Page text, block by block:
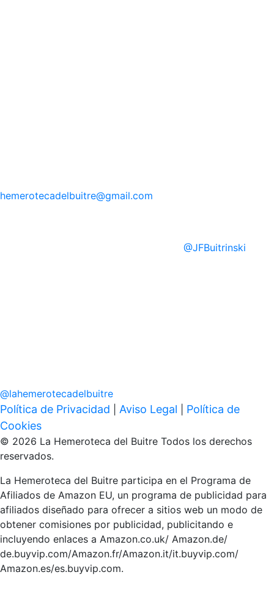
hemerotecadelbuitre@gmail.com
@JFBuitrinski
@lahemerotecadelbuitre
Política de Privacidad Aviso Legal
Política de
Cookies
© 2026 La Hemeroteca del Buitre Todos los derechos
reservados.
La Hemeroteca del Buitre participa en el Programa de
Afiliados de Amazon EU, un programa de publicidad para
afiliados diseñado para ofrecer a sitios web un modo de
obtener comisiones por publicidad, publicitando e
incluyendo enlaces a Amazon.co.uk/ Amazon.de/
de.buyvip.com/Amazon.fr/Amazon.it/it.buyvip.com/
Amazon.es/es.buyvip.com.